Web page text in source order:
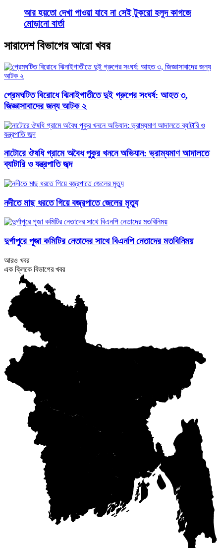
আর হয়তো দেখা পাওয়া যাবে না সেই টুকরো হলুদ কাগজে
মোড়ানো বার্তা
সারাদেশ বিভাগের আরো খবর
প্রেমঘটিত বিরোধে ঝিনাইগাতীতে দুই গ্রুপের সংঘর্ষ: আহত ৩,
জিজ্ঞাসাবাদের জন্য আটক ২
নাটোরে ঔষধি গ্রামে অবৈধ পুকুর খননে অভিযান: ভ্রাম্যমাণ আদালতে
ব্যাটারি ও যন্ত্রপাতি জব্দ
নদীতে মাছ ধরতে গিয়ে বজ্রপাতে জেলের মৃত্যু
দুর্গাপুরে পূজা কমিটির নেতাদের সাথে বিএনপি নেতাদের মতবিনিময়
আরও খবর
এক ক্লিকে বিভাগের খবর